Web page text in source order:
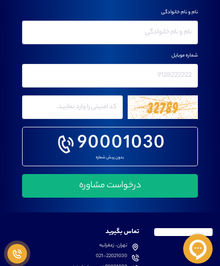
90001030
بدون پیش شماره
نام و نام خانوادگی
شماره موبایل
تماس بگیرید
تهران، زعفرانیه
021-22021030